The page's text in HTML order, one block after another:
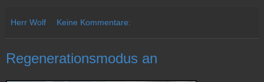
Herr Wolf Keine Kommentare:
Regenerationsmodus an